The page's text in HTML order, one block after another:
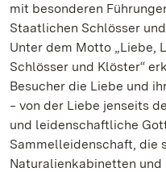
mit besonderen
Staatlichen Schlösser
Unter dem Motto „Liebe,
Schlösser und Klöster“
Besucher die Liebe und
‒ von der Liebe jenseits
und leidenschaftliche
Sammelleidenschaft, die
Naturalienkabinetten und